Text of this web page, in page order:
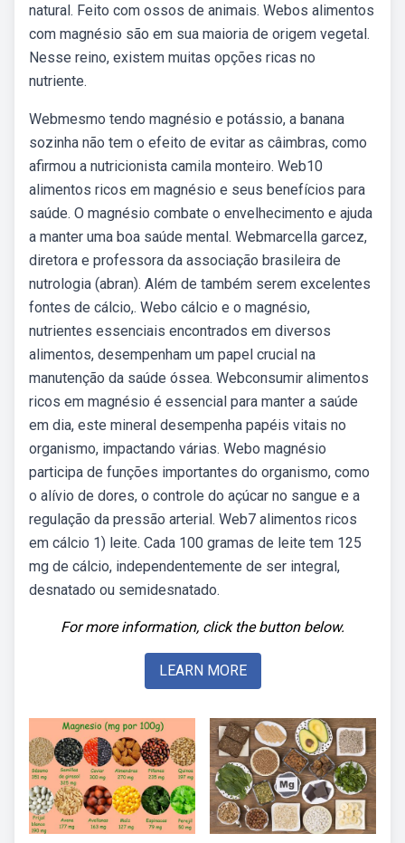
natural. Feito com ossos de animais. Webos alimentos
com magnésio são em sua maioria de origem vegetal.
Nesse reino, existem muitas opções ricas no
nutriente.
Webmesmo tendo magnésio e potássio, a banana
sozinha não tem o efeito de evitar as câimbras, como
afirmou a nutricionista camila monteiro. Web10
alimentos ricos em magnésio e seus benefícios para
saúde. O magnésio combate o envelhecimento e ajuda
a manter uma boa saúde mental. Webmarcella garcez,
diretora e professora da associação brasileira de
nutrologia (abran). Além de também serem excelentes
fontes de cálcio,. Webo cálcio e o magnésio,
nutrientes essenciais encontrados em diversos
alimentos, desempenham um papel crucial na
manutenção da saúde óssea. Webconsumir alimentos
ricos em magnésio é essencial para manter a saúde
em dia, este mineral desempenha papéis vitais no
organismo, impactando várias. Webo magnésio
participa de funções importantes do organismo, como
o alívio de dores, o controle do açúcar no sangue e a
regulação da pressão arterial. Web7 alimentos ricos
em cálcio 1) leite. Cada 100 gramas de leite tem 125
mg de cálcio, independentemente de ser integral,
desnatado ou semidesnatado.
For more information, click the button below.
LEARN MORE